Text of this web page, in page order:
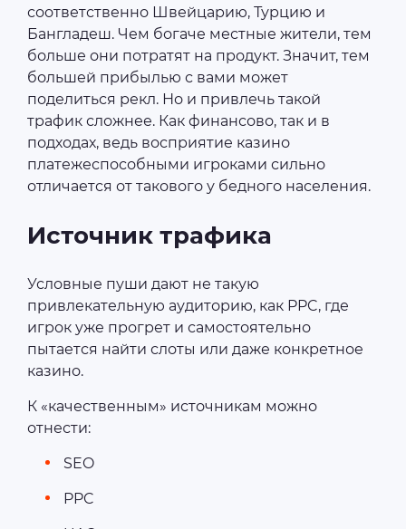
соответственно Швейцарию, Турцию и
Бангладеш. Чем богаче местные жители, тем
больше они потратят на продукт. Значит, тем
большей прибылью с вами может
поделиться рекл. Но и привлечь такой
трафик сложнее. Как финансово, так и в
подходах, ведь восприятие казино
платежеспособными игроками сильно
отличается от такового у бедного населения.
Источник трафика
Условные пуши дают не такую
привлекательную аудиторию, как PPC, где
игрок уже прогрет и самостоятельно
пытается найти слоты или даже конкретное
казино.
К «качественным» источникам можно
отнести:
SEO
PPC